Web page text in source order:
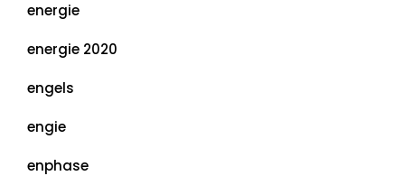
energie
energie 2020
engels
engie
enphase